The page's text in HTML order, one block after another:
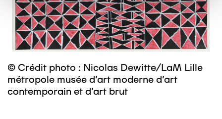
© Crédit photo : Nicolas Dewitte/LaM Lille
métropole musée d’art moderne d’art
contemporain et d’art brut